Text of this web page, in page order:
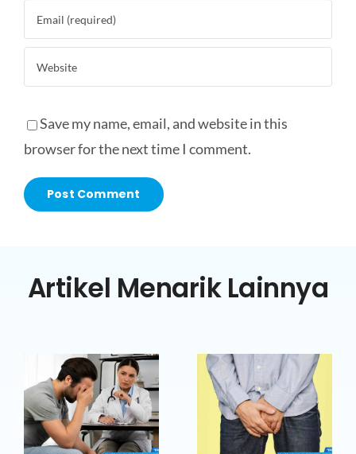
Save my name, email, and website in this
browser for the next time I comment.
Artikel Menarik Lainnya